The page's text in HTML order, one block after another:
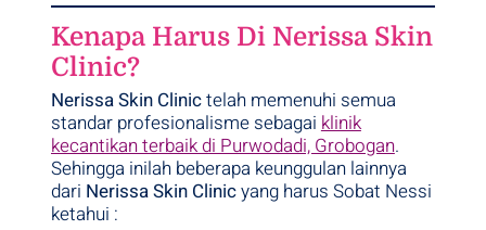
Kenapa Harus Di Nerissa Skin
Clinic?
Nerissa Skin Clinictelah memenuhi semua
standar profesionalisme sebagaiklinik
kecantikan terbaik di Purwodadi, Grobogan.
Sehingga inilah beberapa keunggulan lainnya
dari Nerissa Skin Clinicyang harus Sobat Nessi
ketahui :